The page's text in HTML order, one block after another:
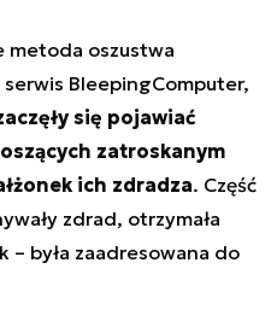
metoda oszustwa
serwis BleepingComputer,
się pojawiać
zatroskanym
ich zdradza. Część
zdrad, otrzymała
– była zaadresowana do